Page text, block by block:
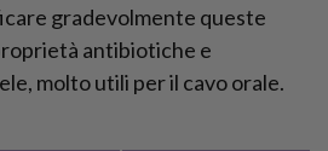
gradevolmente queste
antibiotiche e
molto utili per il cavo orale.